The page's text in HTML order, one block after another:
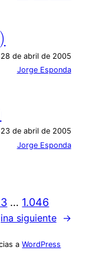
28 de abril de 2005
Jorge Esponda
23 de abril de 2005
Jorge Esponda
… 1.046
siguiente →
aWordPress